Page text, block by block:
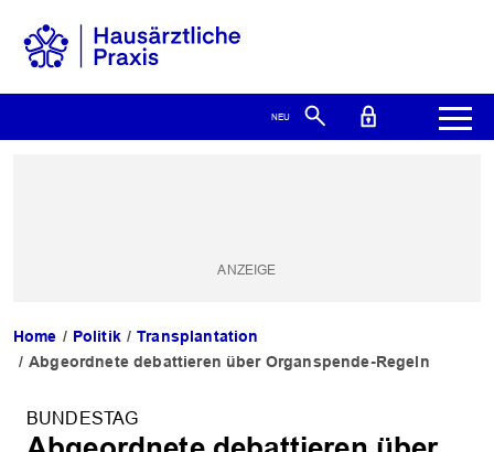
Home Politik
Transplantation
Abgeordnete debattieren über Organspende-Regeln
BUNDESTAG